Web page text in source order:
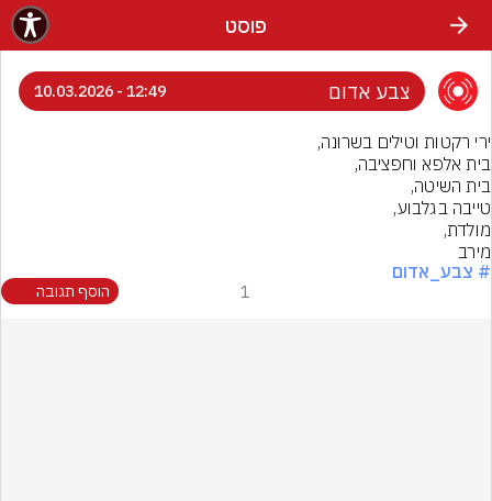
פוסט
צבע אדום 12:49 - 10.03.2026
מירב
# צבע_אדום
1 הוסף תגובה